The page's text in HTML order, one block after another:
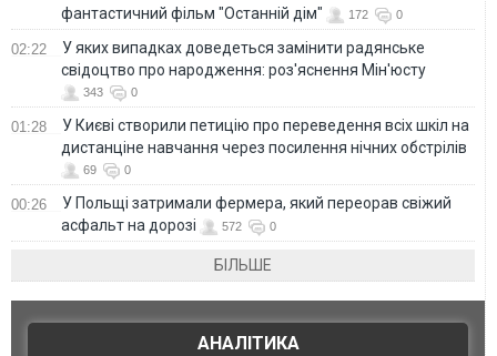
фантастичний фільм "Останній дім" 172 0
02:22
У яких випадках доведеться замінити радянське
свідоцтво про народження: роз'яснення Мін'юсту
343 0
01:28
У Києві створили петицію про переведення всіх шкіл на
дистанціне навчання через посилення нічних обстрілів
69 0
00:26
У Польщі затримали фермера, який переорав свіжий
асфальт на дорозі
572 0
БІЛЬШЕ
АНАЛІТИКА